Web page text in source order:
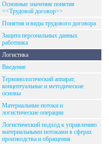
Основные значения понятия
<<Трудовой договор>>
Понятия и виды трудового договора
Защита персональных данных
работника
Логистика
Введение
Терминологический аппарат,
концептуальные и методические
основы
Материальные потоки и
логистические операции
Логистический подход к управлению
материальными потоками в сферах
производства и обращения